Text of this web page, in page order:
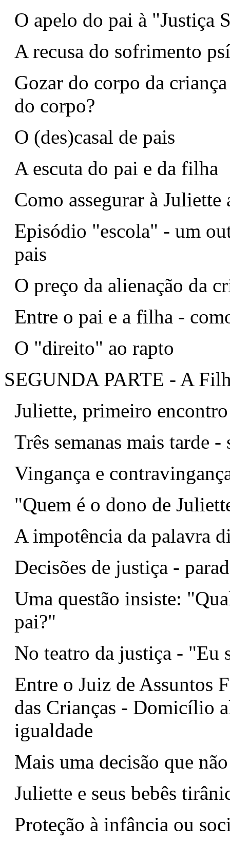
O apelo do pai à "Justiça
A recusa do sofrimento
Gozar do corpo da
do corpo?
O (des)casal de pais
A escuta do pai e da filha
Como assegurar à Juliette
Episódio "escola" - um
pais
O preço da alienação da
Entre o pai e a filha -
O "direito" ao rapto
SEGUNDA PARTE - A
Juliette, primeiro encontro
Três semanas mais tarde
Vingança e
"Quem é o dono de
A impotência da palavra
Decisões de justiça -
Uma questão insiste:
pai?"
No teatro da justiça - "Eu
Entre o Juiz de Assuntos
das Crianças - Domicílio
igualdade
Mais uma decisão que
Juliette e seus bebês
Proteção à infância ou